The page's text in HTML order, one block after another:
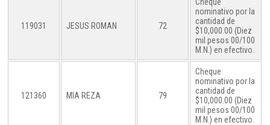
119031 JESUS ROMAN 72
nominativo por la
cantidad de
$10,000.00 (Diez
mil pesos 00/100
M.N.) en efectivo.
121360 MIA REZA 79
Cheque
nominativo por la
cantidad de
$10,000.00 (Diez
mil pesos 00/100
M.N.) en efectivo.